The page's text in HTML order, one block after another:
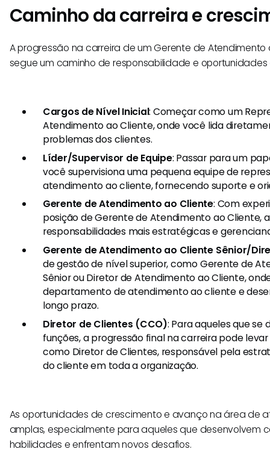
Caminho da carreira e
A progressão na carreira de um Gerente de
segue um caminho de responsabilidade e
Cargos de Nível Inicial: Começar como um
Atendimento ao Cliente, onde você lida
problemas dos clientes.
Líder/Supervisor de Equipe: Passar para um
você supervisiona uma pequena equipe de
atendimento ao cliente, fornecendo suporte e
Gerente de Atendimento ao Cliente: Com
posição de Gerente de Atendimento ao Cliente,
responsabilidades mais estratégicas e
Gerente de Atendimento ao Cliente Sênior/
de gestão de nível superior, como Gerente de
Sênior ou Diretor de Atendimento ao Cliente,
departamento de atendimento ao cliente e
longo prazo.
Diretor de Clientes (CCO): Para aqueles que
funções, a progressão final na carreira pode
como Diretor de Clientes, responsável pela
do cliente em toda a organização.
As oportunidades de crescimento e avanço na área de
amplas, especialmente para aqueles que desenvolvem
habilidades e enfrentam novos desafios.